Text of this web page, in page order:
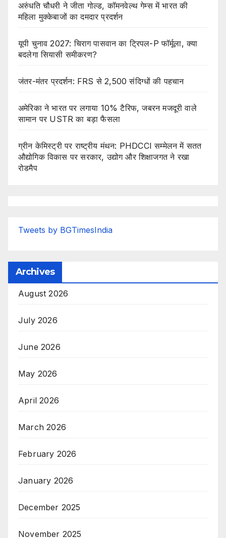
अरुंधति चौधरी ने जीता गोल्ड, कॉमनवेल्थ गेम्स में भारत की
महिला मुक्केबाजों का दमदार प्रदर्शन
यूपी चुनाव 2027: चिराग पासवान का ट्रिपल-P फॉर्मूला, क्या
बदलेगा सियासी समीकरण?
जंतर-मंतर प्रदर्शन: FRS से 2,500 संदिग्धों की पहचान
अमेरिका ने भारत पर लगाया 10% टैरिफ, जबरन मजदूरी वाले
सामान पर USTR का बड़ा फैसला
ग्रीन केमिस्ट्री पर राष्ट्रीय मंथन: PHDCCI सम्मेलन में सतत
औद्योगिक विकास पर सरकार, उद्योग और शिक्षाजगत ने रखा
रोडमैप
Tweets by BGTimesIndia
Archives
August 2026
July 2026
June 2026
May 2026
April 2026
March 2026
February 2026
January 2026
December 2025
November 2025